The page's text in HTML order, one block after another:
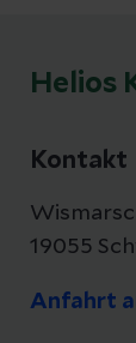
Helios
Kontakt
19055
Anfahrt